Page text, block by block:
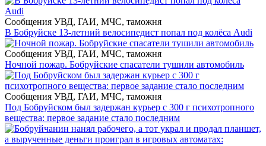
Сообщения УВД, ГАИ, МЧС, таможня
В Бобруйске 13-летний велосипедист попал под колёса Audi
Сообщения УВД, ГАИ, МЧС, таможня
Ночной пожар. Бобруйские спасатели тушили автомобиль
Сообщения УВД, ГАИ, МЧС, таможня
Под Бобруйском был задержан курьер с 300 г психотропного
вещества: первое задание стало последним